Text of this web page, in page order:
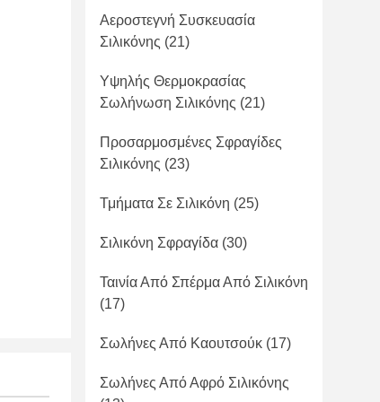
Αεροστεγνή Συσκευασία
Σιλικόνης (21)
Υψηλής Θερμοκρασίας
Σωλήνωση Σιλικόνης (21)
Προσαρμοσμένες Σφραγίδες
Σιλικόνης (23)
Τμήματα Σε Σιλικόνη (25)
Σιλικόνη Σφραγίδα (30)
Ταινία Από Σπέρμα Από Σιλικόνη
(17)
Σωλήνες Από Καουτσούκ (17)
Σωλήνες Από Αφρό Σιλικόνης